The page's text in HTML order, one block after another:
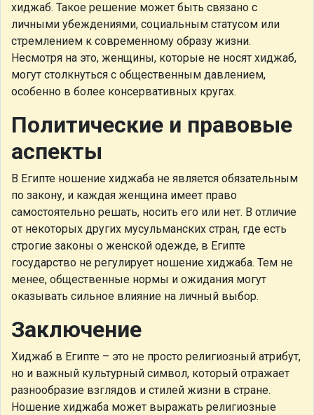
хиджаб. Такое решение может быть связано с
личными убеждениями, социальным статусом или
стремлением к современному образу жизни.
Несмотря на это, женщины, которые не носят хиджаб,
могут столкнуться с общественным давлением,
особенно в более консервативных кругах.
Политические и правовые
аспекты
В Египте ношение хиджаба не является обязательным
по закону, и каждая женщина имеет право
самостоятельно решать, носить его или нет. В отличие
от некоторых других мусульманских стран, где есть
строгие законы о женской одежде, в Египте
государство не регулирует ношение хиджаба. Тем не
менее, общественные нормы и ожидания могут
оказывать сильное влияние на личный выбор.
Заключение
Хиджаб в Египте – это не просто религиозный атрибут,
но и важный культурный символ, который отражает
разнообразие взглядов и стилей жизни в стране.
Ношение хиджаба может выражать религиозные